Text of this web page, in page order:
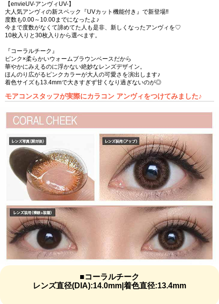
【envieUV-アンヴィUV-】
大人気アンヴィの新スペック『UVカット機能付き』で新登場‼
度数も0.00～10.00までになったよ♪
今まで度数がなくて諦めてた人も是非、新しくなったアンヴィを♡
10枚入りと30枚入りから選べます。
『コーラルチーク』
ピンク×柔らかいウォームブラウンベースだから
華やかにみえるのに浮かない絶妙なレンズデザイン。
ほんのり広がるピンクカラーが大人の可愛さを演出します♪
着色サイズも13.4mmで大きすぎず甘くなり過ぎないのが◎
モアコンスタッフが実際にカラコン アンヴィをつけてみました♪
■コーラルチーク
レンズ直径(DIA):14.0mm|着色直径:13.4mm